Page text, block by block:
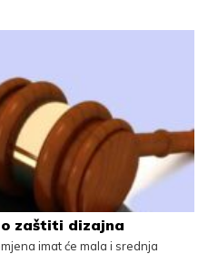
zaštiti dizajna
imat će mala i srednja